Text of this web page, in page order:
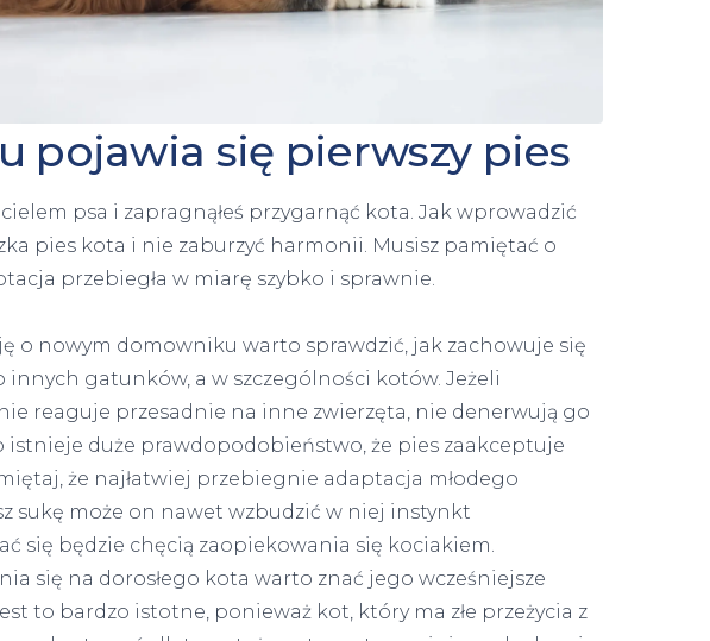
pojawia się pierwszy pies
psa i zapragnąłeś przygarnąć kota. Jak wprowadzić
pies kota i nie zaburzyć harmonii. Musisz pamiętać o
przebiegła w miarę szybko i sprawnie.
o nowym domowniku warto sprawdzić, jak zachowuje się
innych gatunków, a w szczególności kotów. Jeżeli
reaguje przesadnie na inne zwierzęta, nie denerwują go
istnieje duże prawdopodobieństwo, że pies zaakceptuje
że najłatwiej przebiegnie adaptacja młodego
sukę może on nawet wzbudzić w niej instynkt
się będzie chęcią zaopiekowania się kociakiem.
się na dorosłego kota warto znać jego wcześniejsze
to bardzo istotne, ponieważ kot, który ma złe przeżycia z